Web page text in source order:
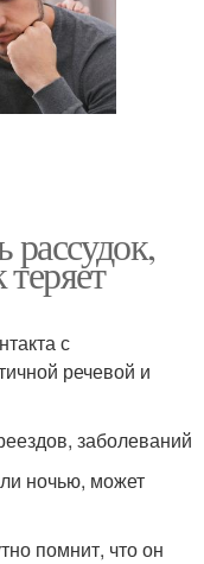
рассудок,
с
речевой и
заболеваний
ночью, может
помнит, что он